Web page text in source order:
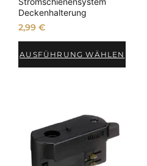
Deckenhalterung
2,99€
AUSFÜHRUNG WÄHLEN